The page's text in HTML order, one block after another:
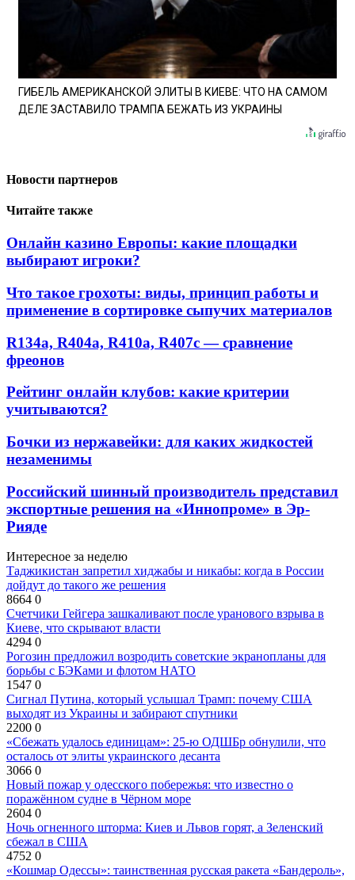
ГИБЕЛЬ АМЕРИКАНСКОЙ ЭЛИТЫ В КИЕВЕ: ЧТО НА САМОМ
ДЕЛЕ ЗАСТАВИЛО ТРАМПА БЕЖАТЬ ИЗ УКРАИНЫ
Новости партнеров
Читайте также
Онлайн казино Европы: какие площадки
выбирают игроки?
Что такое грохоты: виды, принцип работы и
применение в сортировке сыпучих материалов
R134a, R404a, R410a, R407c — сравнение
фреонов
Рейтинг онлайн клубов: какие критерии
учитываются?
Бочки из нержавейки: для каких жидкостей
незаменимы
Российский шинный производитель представил
экспортные решения на «Иннопроме» в Эр-
Рияде
Интересное за неделю
Таджикистан запретил хиджабы и никабы: когда в России
дойдут до такого же решения
8664 0
Счетчики Гейгера зашкаливают после уранового взрыва в
Киеве, что скрывают власти
4294 0
Рогозин предложил возродить советские экранопланы для
борьбы с БЭКами и флотом НАТО
1547 0
Сигнал Путина, который услышал Трамп: почему США
выходят из Украины и забирают спутники
2200 0
«Сбежать удалось единицам»: 25-ю ОДШБр обнулили, что
осталось от элиты украинского десанта
3066 0
Новый пожар у одесского побережья: что известно о
поражённом судне в Чёрном море
2604 0
Ночь огненного шторма: Киев и Львов горят, а Зеленский
сбежал в США
4752 0
«Кошмар Одессы»: таинственная русская ракета «Бандероль»,